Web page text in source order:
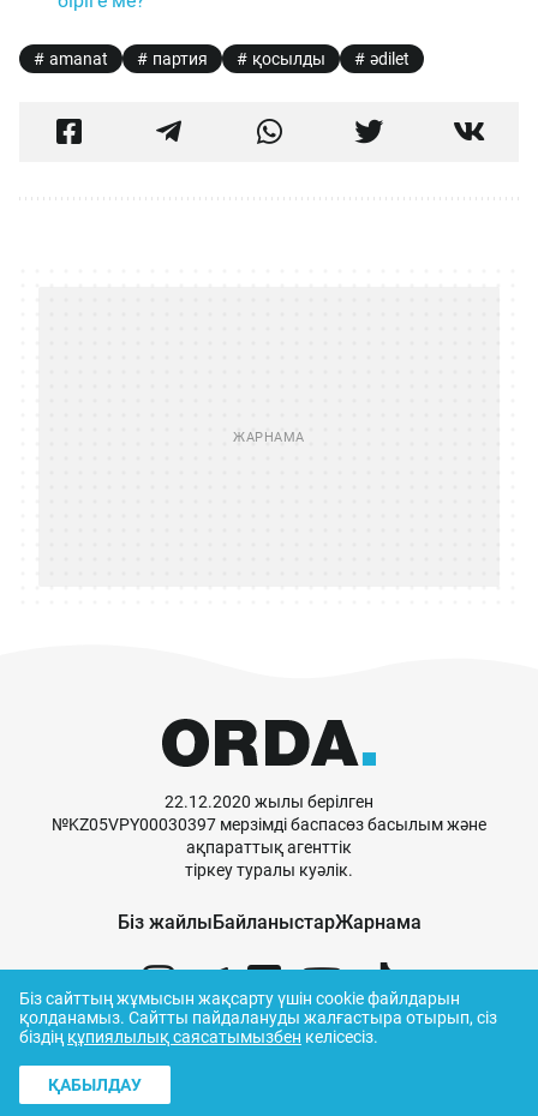
amanat партия қосылды әdilet
22.12.2020 жылы берілген
№KZ05VPY00030397 мерзімді баспасөз басылым және
ақпараттық агенттік
тіркеу туралы куәлік.
Біз жайлыБайланыстарЖарнама
© ORDA,2026
Біз сайттың жұмысын жақсарту үшін cookie файлдарын
қолданамыз. Сайтты пайдалануды жалғастыра отырып, сіз
біздің құпиялылық саясатымызбен келісесіз.
ҚАБЫЛДАУ